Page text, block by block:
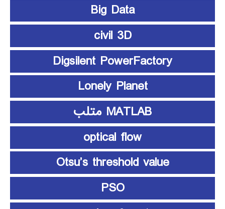
Big Data
civil 3D
Digsilent PowerFactory
Lonely Planet
MATLAB متلب
optical flow
Otsu’s threshold value
PSO